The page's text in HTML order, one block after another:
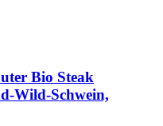
Bio Steak
​Wild-​Schwein,